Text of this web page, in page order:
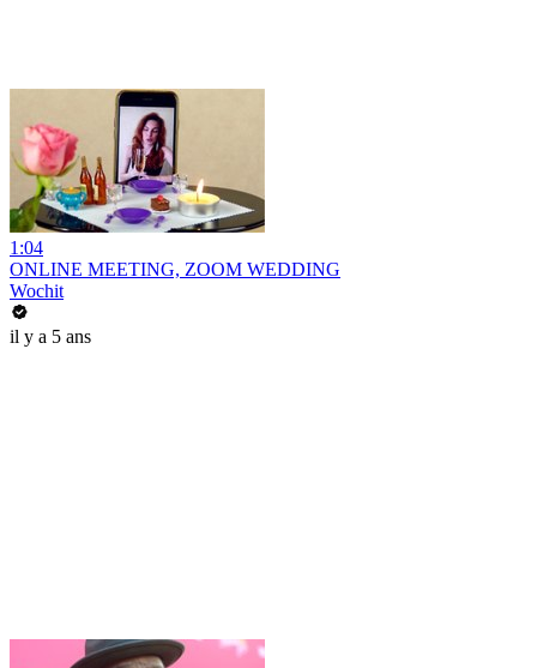
1:04
ONLINE MEETING, ZOOM WEDDING
Wochit
il y a 5 ans